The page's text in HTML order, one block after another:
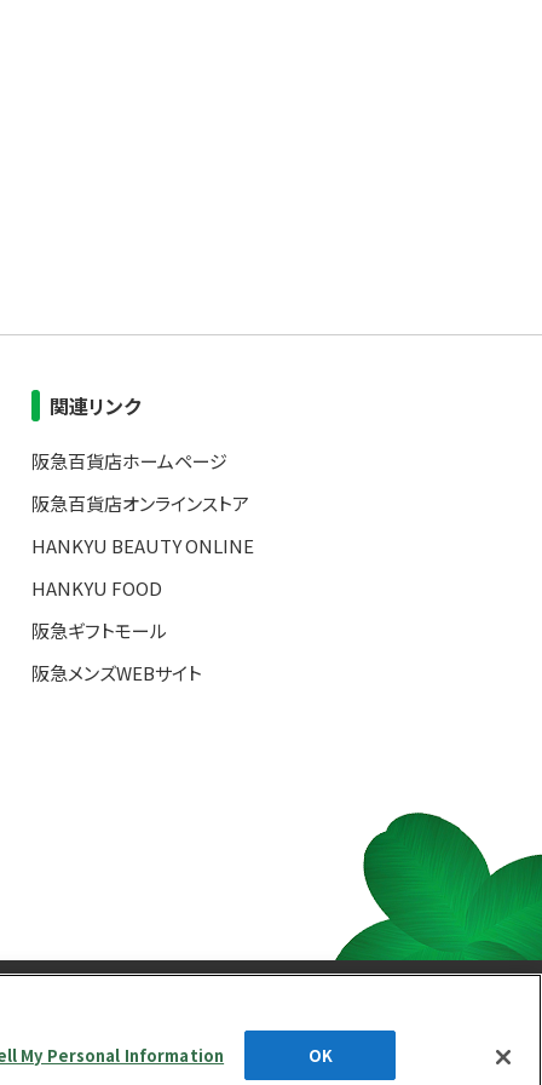
関連リンク
阪急百貨店ホームページ
阪急百貨店オンラインストア
HANKYU BEAUTY ONLINE
HANKYU FOOD
阪急ギフトモール
阪急メンズWEBサイト
My Personal Information OK